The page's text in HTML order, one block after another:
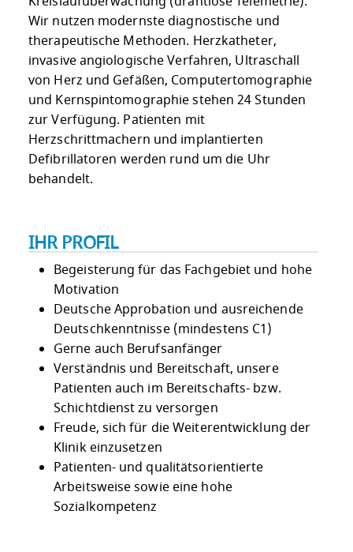
Wir nutzen modernste diagnostische und
therapeutische Methoden. Herzkatheter,
invasive angiologische Verfahren, Ultraschall
von Herz und Gefäßen, Computertomographie
und Kernspintomographie stehen 24 Stunden
zur Verfügung. Patienten mit
Herzschrittmachern und implantierten
Defibrillatoren werden rund um die Uhr
behandelt.
IHR PROFIL
Begeisterung für das Fachgebiet und hohe
Motivation
Deutsche Approbation und ausreichende
Deutschkenntnisse (mindestens C1)
Gerne auch Berufsanfänger
Verständnis und Bereitschaft, unsere
Patienten auch im Bereitschafts- bzw.
Schichtdienst zu versorgen
Freude, sich für die Weiterentwicklung der
Klinik einzusetzen
Patienten- und qualitätsorientierte
Arbeitsweise sowie eine hohe
Sozialkompetenz